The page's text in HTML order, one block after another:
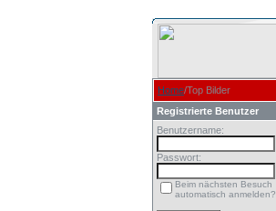
Home/Top Bilder
Registrierte Benutzer
Benutzername:
Passwort:
Beim nächsten Besuch
automatisch anmelden?